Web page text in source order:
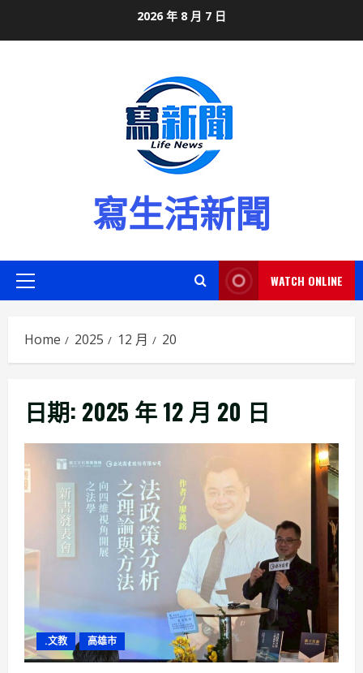
2026 年 8 月 7 日
寫生活新聞
Primary
WATCH ONLINE
Home 2025 12 月 20
日期: 2025 年 12 月 20 日
.文教 高雄市